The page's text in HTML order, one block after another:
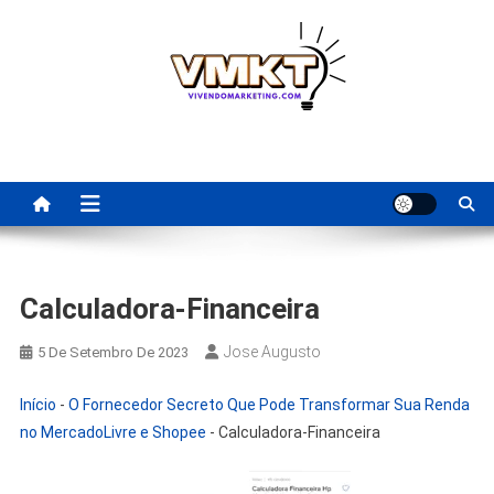
Para Revenda | Vivendo
Marketing
Calculadora-Financeira
5 De Setembro De 2023 Jose Augusto
Início - O Fornecedor Secreto Que Pode Transformar Sua Renda
no MercadoLivre e Shopee - Calculadora-Financeira